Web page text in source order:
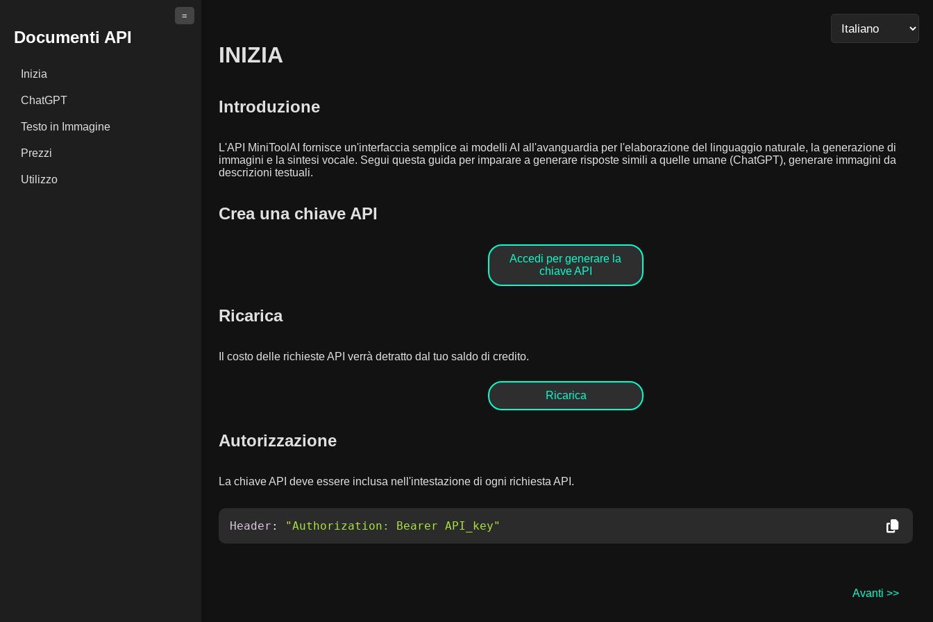
=
Documenti API
Inizia
ChatGPT
Testo in Immagine
Prezzi
Utilizzo
INIZIA
Introduzione
L'API MiniToolAI fornisce un'interfaccia semplice ai modelli AI all'avanguardia per l'elaborazione del linguaggio naturale, la generazione di
immagini e la sintesi vocale. Segui questa guida per imparare a generare risposte simili a quelle umane (ChatGPT), generare immagini da
descrizioni testuali.
Crea una chiave API
Accedi per generare la
chiave API
Ricarica
Il costo delle richieste API verrà detratto dal tuo saldo di credito.
Ricarica
Autorizzazione
La chiave API deve essere inclusa nell'intestazione di ogni richiesta API.
Header : "Authorization: Bearer API_key"
Avanti >>